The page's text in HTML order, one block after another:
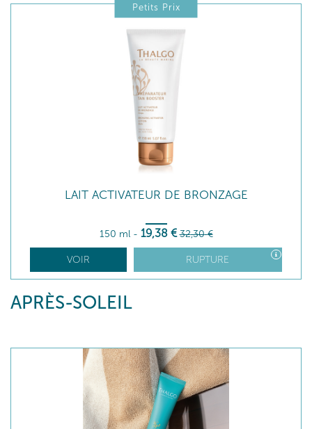
Petits Prix
LAIT ACTIVATEUR DE BRONZAGE
150 ml - 19,38 € 32,30 €
VOIR RUPTURE
APRÈS-SOLEIL